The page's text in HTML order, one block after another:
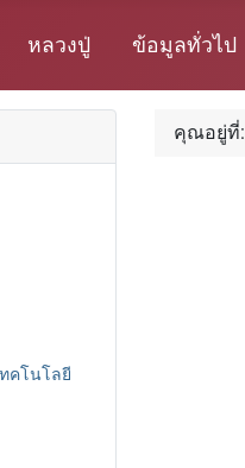
หลวงปู่ ข้อมูลทั่วไป
คโนโลยี
คุณอยู่ที่: